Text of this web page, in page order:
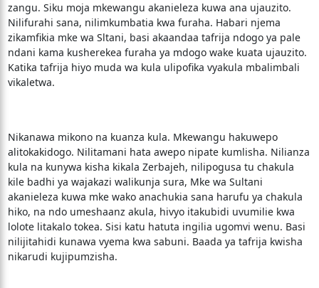
zangu. Siku moja mkewangu akanieleza kuwa ana ujauzito.
Nilifurahi sana, nilimkumbatia kwa furaha. Habari njema
zikamfikia mke wa Sltani, basi akaandaa tafrija ndogo ya pale
ndani kama kusherekea furaha ya mdogo wake kuata ujauzito.
Katika tafrija hiyo muda wa kula ulipofika vyakula mbalimbali
vikaletwa.
Nikanawa mikono na kuanza kula. Mkewangu hakuwepo
alitokakidogo. Nilitamani hata awepo nipate kumlisha. Nilianza
kula na kunywa kisha kikala Zerbajeh, nilipogusa tu chakula
kile badhi ya wajakazi walikunja sura, Mke wa Sultani
akanieleza kuwa mke wako anachukia sana harufu ya chakula
hiko, na ndo umeshaanz akula, hivyo itakubidi uvumilie kwa
lolote litakalo tokea. Sisi katu hatuta ingilia ugomvi wenu. Basi
nilijitahidi kunawa vyema kwa sabuni. Baada ya tafrija kwisha
nikarudi kujipumzisha.